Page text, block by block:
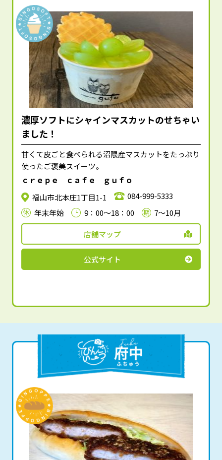
濃厚ソフトにシャインマスカットのせちゃい
ました！
甘くて皮ごと食べられる沼隈産マスカットをたっぷり
使ったご褒美スイーツ。
ｃｒｅｐｅ ｃａｆｅ ｇｕｆｏ
福山市北本庄1丁目1-1
084-999-5333
年末年始
9：00～18：00 7～10月
店舗マップ
公式サイト